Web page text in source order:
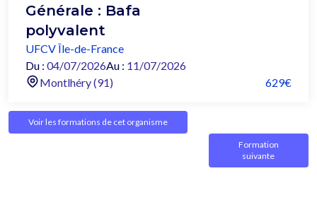
Générale : Bafa
polyvalent
UFCV Île-de-France
Du : 04/07/2026Au : 11/07/2026
Montlhéry (91)
629€
Voir les formations de cet organisme
Formation
suivante